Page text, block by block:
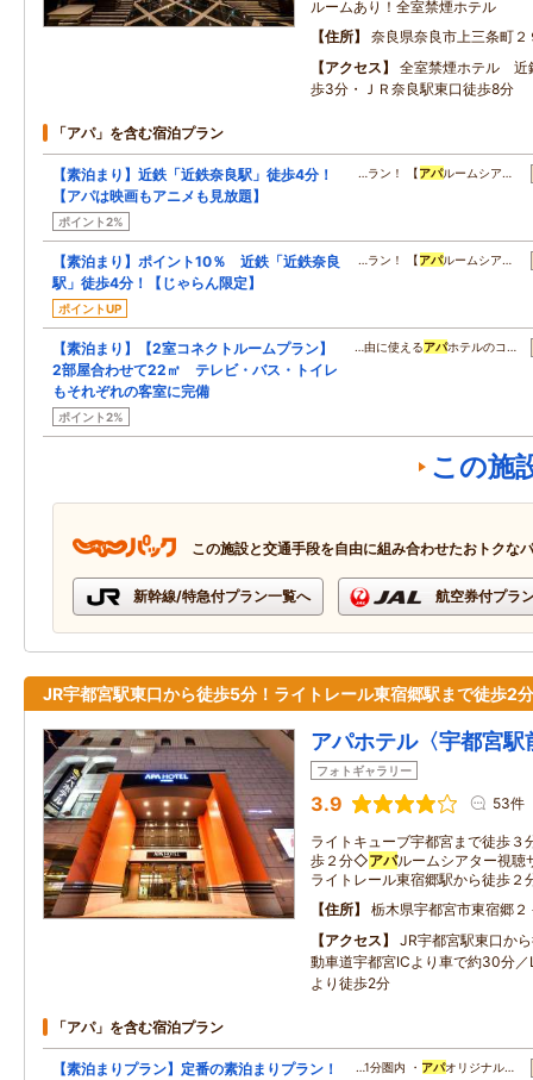
ルームあり！全室禁煙ホテル
住所
奈良県奈良市上三条町２
アクセス
全室禁煙ホテル 近
歩3分・ＪＲ奈良駅東口徒歩8分
「アパ」を含む宿泊プラン
【素泊まり】近鉄「近鉄奈良駅」徒歩4分！
【アパは映画もアニメも見放題】
ポイント2%
…ラン！ 【アパルームシア…
【素泊まり】ポイント10％ 近鉄「近鉄奈良
駅」徒歩4分！【じゃらん限定】
ポイントUP
…ラン！ 【アパルームシア…
【素泊まり】【2室コネクトルームプラン】
2部屋合わせて22㎡ テレビ・バス・トイレ
もそれぞれの客室に完備
ポイント2%
…由に使えるアパホテルのコ…
この施
この施設と交通手段を自由に組み合わせたおトクな
新幹線/特急付プラン一覧へ 航空券付プラ
JR宇都宮駅東口から徒歩5分！ライトレール東宿郷駅まで徒歩2
アパホテル〈宇都宮駅
フォトギャラリー
3.9 53件
ライトキューブ宇都宮まで徒歩
歩２分◇アパルームシアター視
ライトレール東宿郷駅から徒歩
住所
栃木県宇都宮市東宿郷２
アクセス
JR宇都宮駅東口か
動車道宇都宮ICより車で約30分
より徒歩2分
「アパ」を含む宿泊プラン
【素泊まりプラン】定番の素泊まりプラン！
…1分圏内 ・ アパオリジナル…